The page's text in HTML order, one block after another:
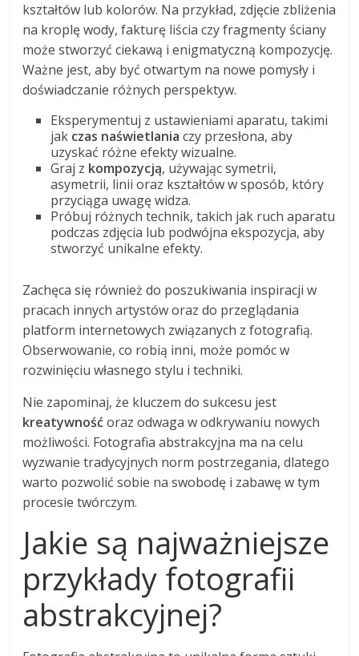
kształtów lub kolorów. Na przykład, zdjęcie zbliżenia
na kroplę wody, fakturę liścia czy fragmenty ściany
może stworzyć ciekawą i enigmatyczną kompozycję.
Ważne jest, aby być otwartym na nowe pomysły i
doświadczanie różnych perspektyw.
Eksperymentuj z ustawieniami aparatu, takimi
jak czas naświetlania czy przesłona, aby
uzyskać różne efekty wizualne.
Graj z kompozycją, używając symetrii,
asymetrii, linii oraz kształtów w sposób, który
przyciąga uwagę widza.
Próbuj różnych technik, takich jak ruch aparatu
podczas zdjęcia lub podwójna ekspozycja, aby
stworzyć unikalne efekty.
Zachęca się również do poszukiwania inspiracji w
pracach innych artystów oraz do przeglądania
platform internetowych związanych z fotografią.
Obserwowanie, co robią inni, może pomóc w
rozwinięciu własnego stylu i techniki.
Nie zapominaj, że kluczem do sukcesu jest
kreatywnośćoraz odwaga w odkrywaniu nowych
możliwości. Fotografia abstrakcyjna ma na celu
wyzwanie tradycyjnych norm postrzegania, dlatego
warto pozwolić sobie na swobodę i zabawę w tym
procesie twórczym.
Jakie są najważniejsze
przykłady fotografii
abstrakcyjnej?